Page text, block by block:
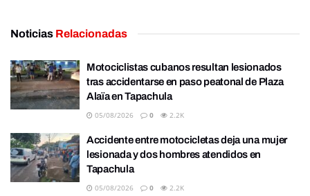
Noticias Relacionadas
Motociclistas cubanos resultan lesionados
tras accidentarse en paso peatonal de Plaza
Alaïa en Tapachula
05/08/2026 0 2.2K
Accidente entre motocicletas deja una mujer
lesionada y dos hombres atendidos en
Tapachula
05/08/2026 0 2.2K